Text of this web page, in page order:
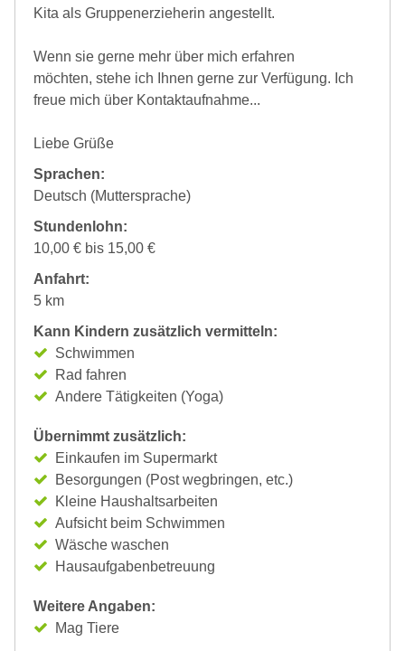
Kita als Gruppenerzieherin angestellt.
Wenn sie gerne mehr über mich erfahren
möchten, stehe ich Ihnen gerne zur Verfügung. Ich
freue mich über Kontaktaufnahme...
Liebe Grüße
Sprachen:
Deutsch (Muttersprache)
Stundenlohn:
10,00 € bis 15,00 €
Anfahrt:
5 km
Kann Kindern zusätzlich vermitteln:
Schwimmen
Rad fahren
Andere Tätigkeiten (Yoga)
Übernimmt zusätzlich:
Einkaufen im Supermarkt
Besorgungen (Post wegbringen, etc.)
Kleine Haushaltsarbeiten
Aufsicht beim Schwimmen
Wäsche waschen
Hausaufgabenbetreuung
Weitere Angaben:
Mag Tiere